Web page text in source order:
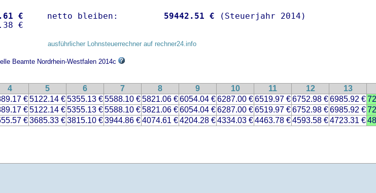
€
netto bleiben: 59442.51 € (Steuerjahr 2014)
ausführlicher Lohnsteuerrechner auf rechner24.info
Beamte Nordrhein-Westfalen 2014c
4 5 6 7 8 9 10 11 12
13
€5122.14 €5355.13 €5588.10 €5821.06 €6054.04 €6287.00 €6519.97 €6752.98 €6985.92 €
€5122.14 €5355.13 €5588.10 €5821.06 €6054.04 €6287.00 €6519.97 €6752.98 €6985.92 €
€3685.33 €3815.10 €3944.86 €4074.61 €4204.28 €4334.03 €4463.78 €4593.58 €4723.31 €